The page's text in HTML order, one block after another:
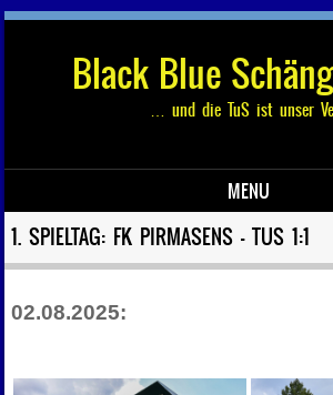
Black Blue
… und die TuS ist unser
MENU
Skip to content
1. SPIELTAG: FK PIRMASENS – TUS 1:1
02.08.2025: